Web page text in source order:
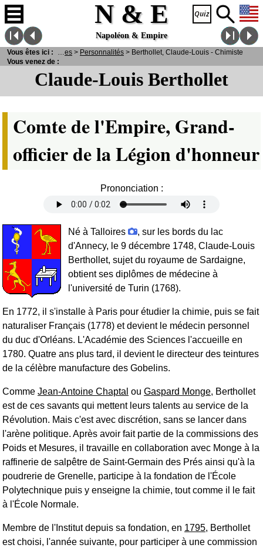
N & E
Napoléon & Empire
Claude-Louis Berthollet
Comte de l'Empire, Grand-
officier de la Légion d'honneur
Prononciation :
Né à Talloires
, sur les bords du lac
d'Annecy, le 9 décembre 1748, Claude-Louis
Berthollet, sujet du royaume de Sardaigne,
obtient ses diplômes de médecine à
l'université de Turin (1768).
En 1772, il s'installe à Paris pour étudier la chimie, puis se fait
naturaliser Français (1778) et devient le médecin personnel
du duc d'Orléans. L'Académie des Sciences l'accueille en
1780. Quatre ans plus tard, il devient le directeur des teintures
de la célèbre manufacture des Gobelins.
Comme Jean-Antoine Chaptal ou Gaspard Monge, Berthollet
est de ces savants qui mettent leurs talents au service de la
Révolution. Mais c'est avec discrétion, sans se lancer dans
l'arène politique. Après avoir fait partie de la commissions des
Poids et Mesures, il travaille en collaboration avec Monge à la
raffinerie de salpêtre de Saint-Germain des Prés ainsi qu'à la
poudrerie de Grenelle, participe à la fondation de l'École
Polytechnique puis y enseigne la chimie, tout comme il le fait
à l'École Normale.
Membre de l'Institut depuis sa fondation, en 1795, Berthollet
est choisi, l'année suivante, pour participer à une commission
Vous êtes ici :
N& E> Personnages > Personnalités > Berthollet, Claude-Louis - Chimiste
Vous venez de :